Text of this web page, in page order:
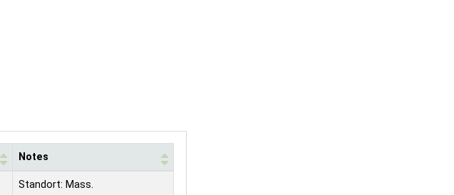
Notes
Standort: Mass.